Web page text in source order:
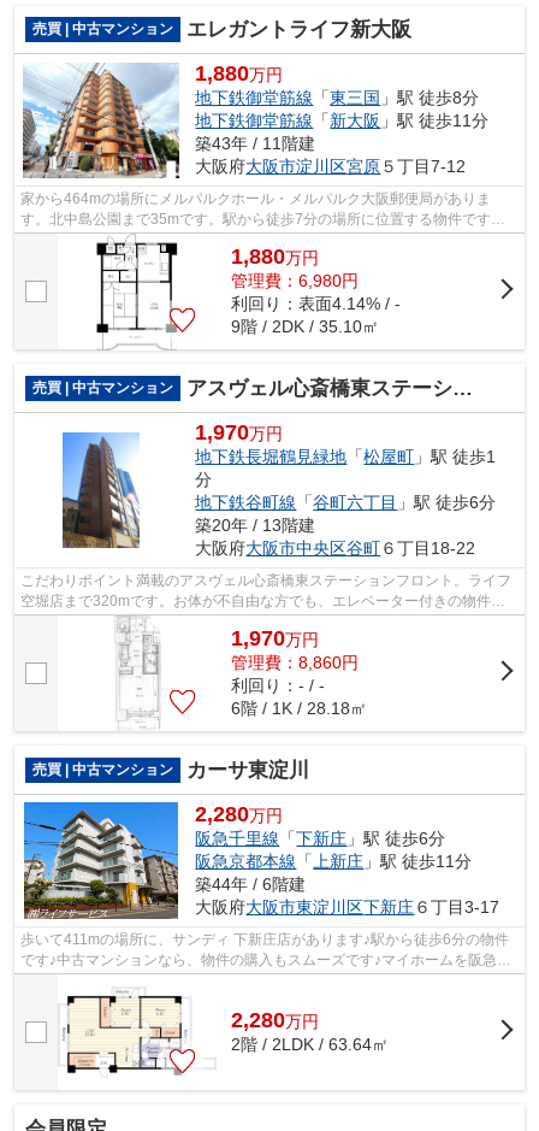
売買 | 中古マンション エレガントライフ新大阪
1,880万円
地下鉄御堂筋線 「東三国 」駅 徒歩8分
地下鉄御堂筋線 「新大阪 」駅 徒歩11分
築43年 / 11階建
大阪府大阪市淀川区宮原５丁目7-12
家から464mの場所にメルパルクホール・メルパルク大阪郵便局がありま
す。北中島公園まで35mです。駅から徒歩7分の場所に位置する物件です。
あると何かと便利な、エレベーターのある物...
1,880万円
管理費：6,980円
利回り：表面4.14% / -
9階 / 2DK / 35.10㎡
売買 | 中古マンション アスヴェル心斎橋東ステーションフロント
1,970万円
地下鉄長堀鶴見緑地 「松屋町 」駅 徒歩1
分
地下鉄谷町線 「谷町六丁目 」駅 徒歩6分
築20年 / 13階建
大阪府大阪市中央区谷町６丁目18-22
こだわりポイント満載のアスヴェル心斎橋東ステーションフロント。ライフ
空堀店まで320mです。お体が不自由な方でも、エレベーター付きの物件な
ので昇り降りが安心です。不動産のこと...
1,970万円
管理費：8,860円
利回り：- / -
6階 / 1K / 28.18㎡
売買 | 中古マンション カーサ東淀川
2,280万円
阪急千里線 「下新庄 」駅 徒歩6分
阪急京都本線 「 上新庄 」駅 徒歩11分
築44年 / 6階建
大阪府大阪市東淀川区下新庄６丁目3-17
歩いて411mの場所に、サンディ 下新庄店があります♪駅から徒歩6分の物件
です♪中古マンションなら、物件の購入もスムーズです♪マイホームを阪急千
2,280万円
2階 / 2LDK / 63.64㎡